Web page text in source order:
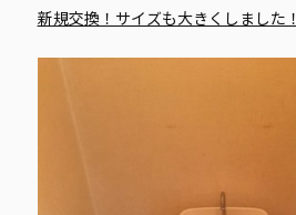
新規交換！サイズも大きくしました！